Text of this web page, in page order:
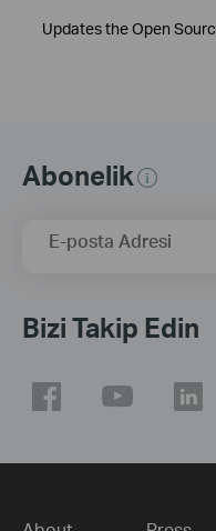
Updates the Open
Abonelik
E-posta Adresi
Bizi Takip Edin